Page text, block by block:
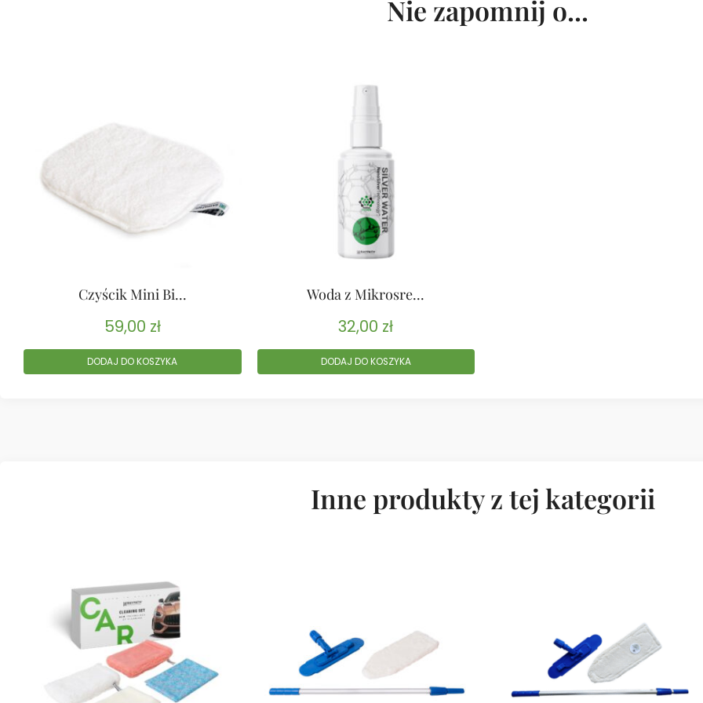
Nie zapomnij o...
Czyścik Mini Bi...
59,00 zł
DODAJ DO KOSZYKA
Woda z Mikrosre...
32,00 zł
DODAJ DO KOSZYKA
Inne produkty z tej kategorii